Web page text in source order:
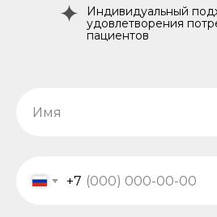
Индивидуальный
удовлетворения
пациентов
+7